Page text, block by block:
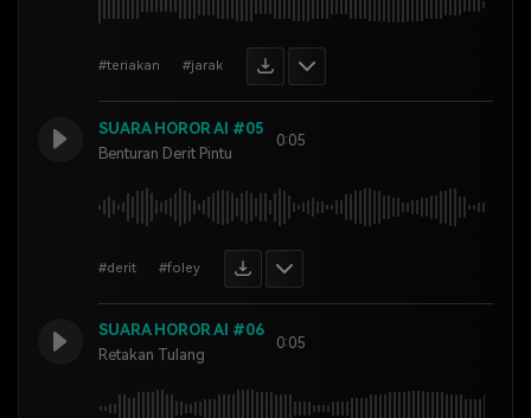
#teriakan #jarak
SUARA HOROR AI #05
Benturan Derit Pintu
0:05
#derit #foley
SUARA HOROR AI #06
Retakan Tulang
0:05